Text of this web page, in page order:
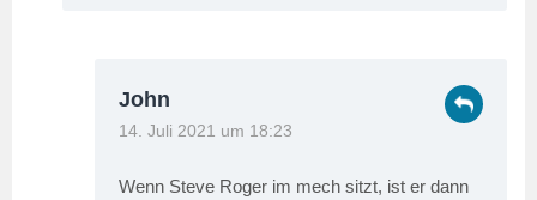
John
14. Juli 2021 um 18:23
Wenn Steve Roger im mech sitzt, ist er dann